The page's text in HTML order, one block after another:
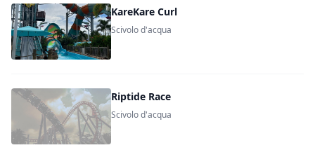
KareKare Curl
Scivolo d'acqua
Riptide Race
Scivolo d'acqua